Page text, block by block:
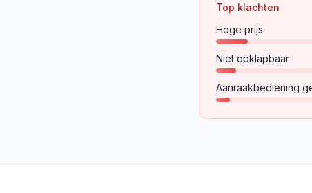
Top klachten
Hoge prijs
Niet opklapbaar
Aanraakbediening